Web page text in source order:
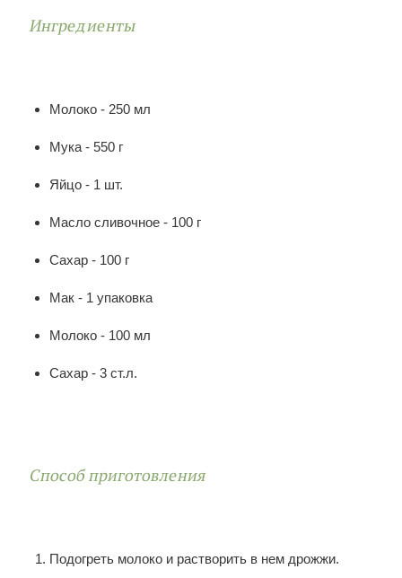
Ингредиенты
Молоко - 250 мл
Мука - 550 г
Яйцо - 1 шт.
Масло сливочное - 100 г
Сахар - 100 г
Мак - 1 упаковка
Молоко - 100 мл
Сахар - 3 ст.л.
Способ приготовления
Подогреть молоко и растворить в нем дрожжи.